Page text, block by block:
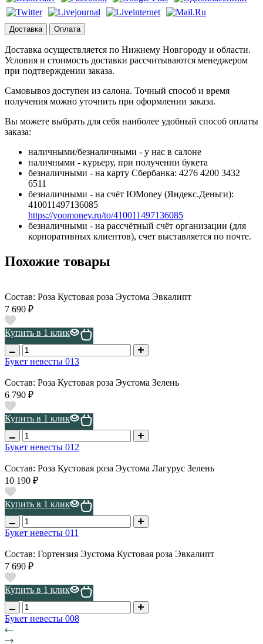
Доставка Оплата
Доставка осуществляется по Нижнему Новгороду и области.
Условия и стоимость доставки рассчитываются менеджером
при подтверждении заказа.
Самовывоз доступен из салона. Точный способ и время
получения можно уточнить при оформлении заказа.
Вы можете выбрать для себя наиболее удобный способ оплаты
заказа:
наличными/безналичными - у нас в салоне
наличными - курьеру, при получении букета
безналичными - на карту Сбербанка: 4276 4200 3432
6511
безналичными - на счёт ЮMoney (Яндекс.Деньги):
410011497136085
https://yoomoney.ru/to/410011497136085
безналичными - на рассчётный счёт организации (для
корпоративных клиентов), счет выставляется по почте.
Похожие товары
Состав: Роза Кустовая роза Эустома Эвкалипт
7 690 ₽
Купить в 1 клик
Букет невесты 013
Состав: Роза Кустовая роза Эустома Зелень
6 790 ₽
Купить в 1 клик
Букет невесты 012
Состав: Роза Кустовая роза Эустома Лагурус Зелень
10 190 ₽
Купить в 1 клик
Букет невесты 011
Состав: Гортензия Эустома Кустовая роза Эвкалипт
7 690 ₽
Купить в 1 клик
Букет невесты 008